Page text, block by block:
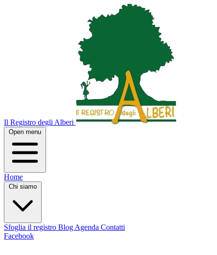
Il Registro degli Alberi
Open menu
Home
Chi siamo
Sfoglia il registro Blog Agenda Contatti
Facebook